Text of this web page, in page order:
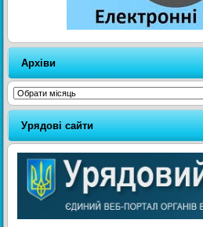
Архіви
Архіви
Урядові сайти